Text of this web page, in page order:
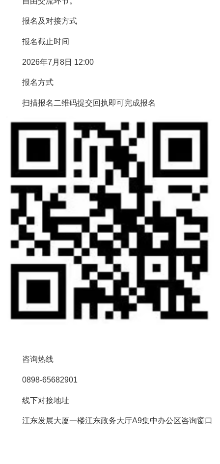
报名及对接方式
报名截止时间
2026年7月8日 12:00
报名方式
扫描报名二维码提交回执即可完成报名
咨询热线
0898-65682901
线下对接地址
江东发展大厦一楼江东政务大厅A9集中办公区咨询窗口